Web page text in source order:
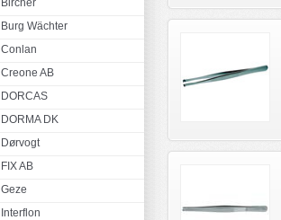
Bircher
Burg Wächter
Conlan
Creone AB
DORCAS
DORMA DK
Dørvogt
FIX AB
Geze
Interflon